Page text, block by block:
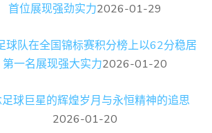
首位展现强劲实力2026-01-29
球队在全国锦标赛积分榜上以62分稳居
第一名展现强大实力2026-01-20
球巨星的辉煌岁月与永恒精神的追思
2026-01-20